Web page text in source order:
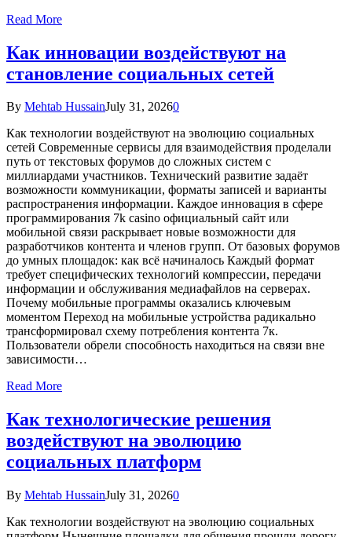
Read More
Как инновации воздействуют на
становление социальных сетей
By Mehtab HussainJuly 31, 20260
Как технологии воздействуют на эволюцию социальных
сетей Современные сервисы для взаимодействия проделали
путь от текстовых форумов до сложных систем с
миллиардами участников. Технический развитие задаёт
возможности коммуникации, форматы записей и варианты
распространения информации. Каждое инновация в сфере
программирования 7k casino официальный сайт или
мобильной связи раскрывает новые возможности для
разработчиков контента и членов групп. От базовых форумов
до умных площадок: как всё начиналось Каждый формат
требует специфических технологий компрессии, передачи
информации и обслуживания медиафайлов на серверах.
Почему мобильные программы оказались ключевым
моментом Переход на мобильные устройства радикально
трансформировал схему потребления контента 7к.
Пользователи обрели способность находиться на связи вне
зависимости…
Read More
Как технологические решения
воздействуют на эволюцию
социальных платформ
By Mehtab HussainJuly 31, 20260
Как технологии воздействуют на эволюцию социальных